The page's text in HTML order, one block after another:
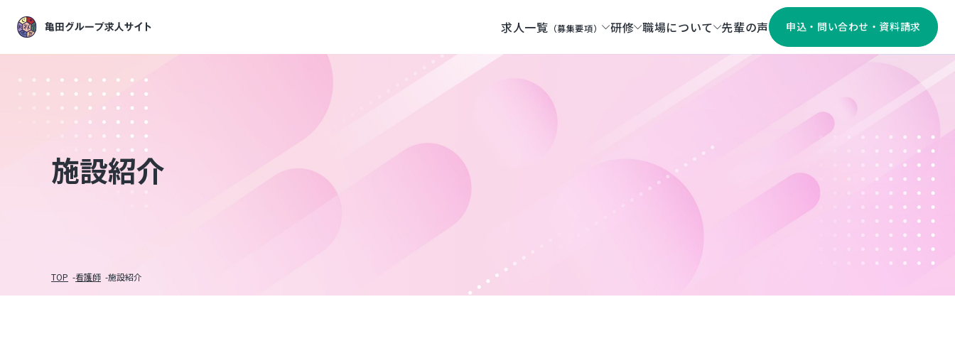
求人一覧 （募集要項） 研修 職場について 先輩の声 申込・問い合わせ・資料請求
施設紹介
TOP 看護師 施設紹介